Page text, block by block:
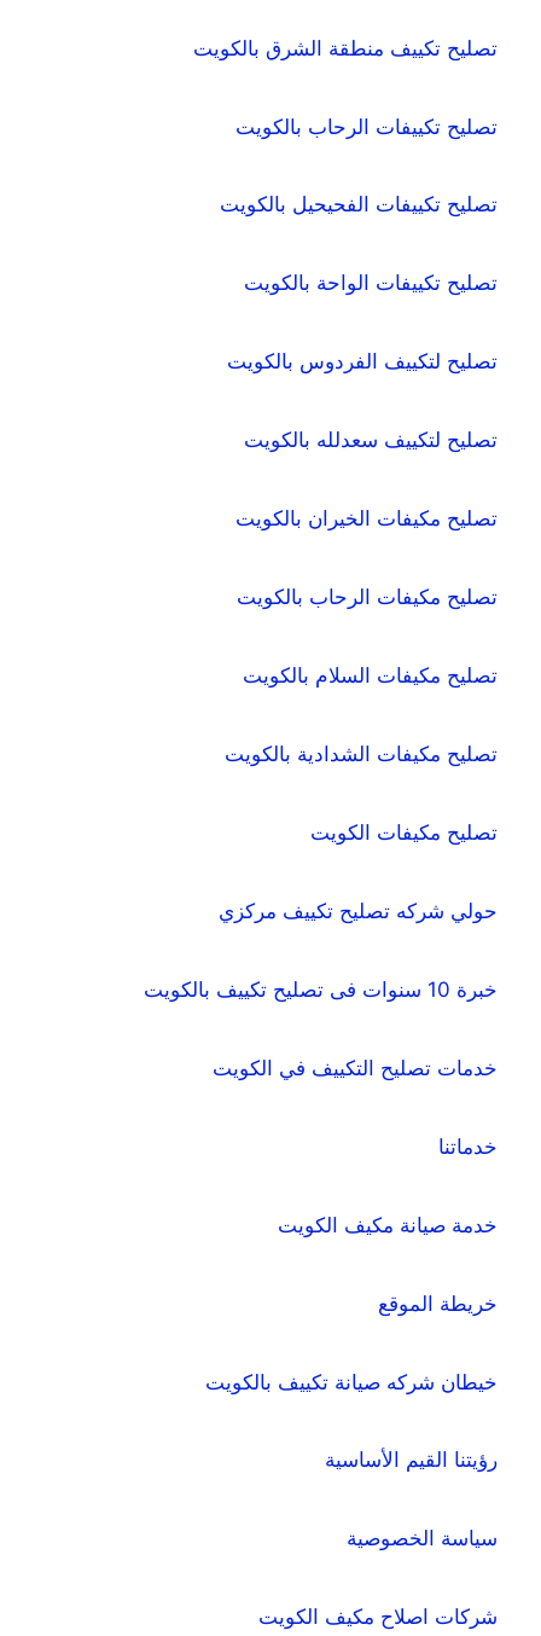
تصليح تكييف منطقة الشرق بالكويت
تصليح تكييفات الرحاب بالكويت
تصليح تكييفات الفحيحيل بالكويت
تصليح تكييفات الواحة بالكويت
تصليح لتكييف الفردوس بالكويت
تصليح لتكييف سعدلله بالكويت
تصليح مكيفات الخيران بالكويت
تصليح مكيفات الرحاب بالكويت
تصليح مكيفات السلام بالكويت
تصليح مكيفات الشدادية بالكويت
تصليح مكيفات الكويت
حولي شركه تصليح تكييف مركزي
خبرة 10 سنوات فى تصليح تكييف بالكويت
خدمات تصليح التكييف في الكويت
خدماتنا
خدمة صيانة مكيف الكويت
خريطة الموقع
خيطان شركه صيانة تكييف بالكويت
رؤيتنا القيم الأساسية
سياسة الخصوصية
شركات اصلاح مكيف الكويت